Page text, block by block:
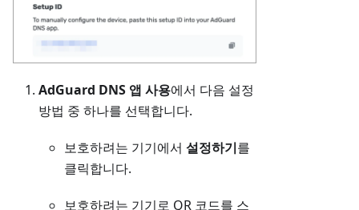
AdGuard DNS 앱 사용에서 다음 설정
방법 중 하나를 선택합니다.
보호하려는 기기에서 설정하기를
클릭합니다.
보호하려는 기기로 QR 코드를 스